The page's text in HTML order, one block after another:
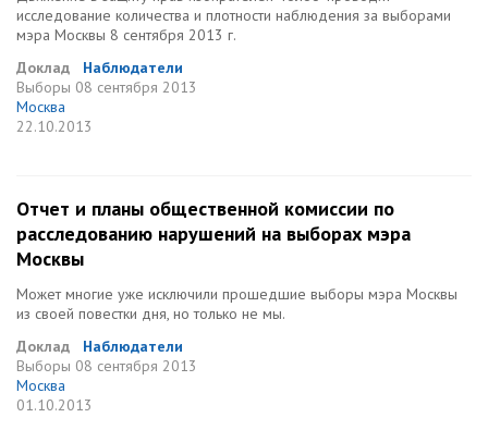
исследование количества и плотности наблюдения за выборами
мэра Москвы 8 сентября 2013 г.
Доклад
Наблюдатели
Выборы 08 сентября 2013
Москва
22.10.2013
Отчет и планы общественной комиссии по
расследованию нарушений на выборах мэра
Москвы
Может многие уже исключили прошедшие выборы мэра Москвы
из своей повестки дня, но только не мы.
Доклад
Наблюдатели
Выборы 08 сентября 2013
Москва
01.10.2013